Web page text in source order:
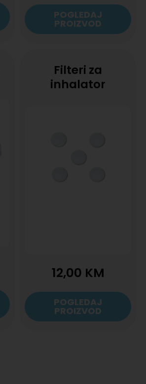
POGLEDAJ
PROIZVOD
Filteri za
inhalator
12,00 KM
POGLEDAJ
PROIZVOD